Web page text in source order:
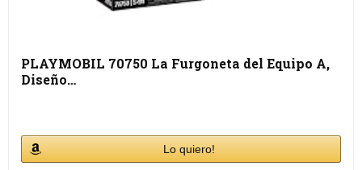
PLAYMOBIL 70750 La Furgoneta del Equipo A,
Diseño…
Lo quiero!